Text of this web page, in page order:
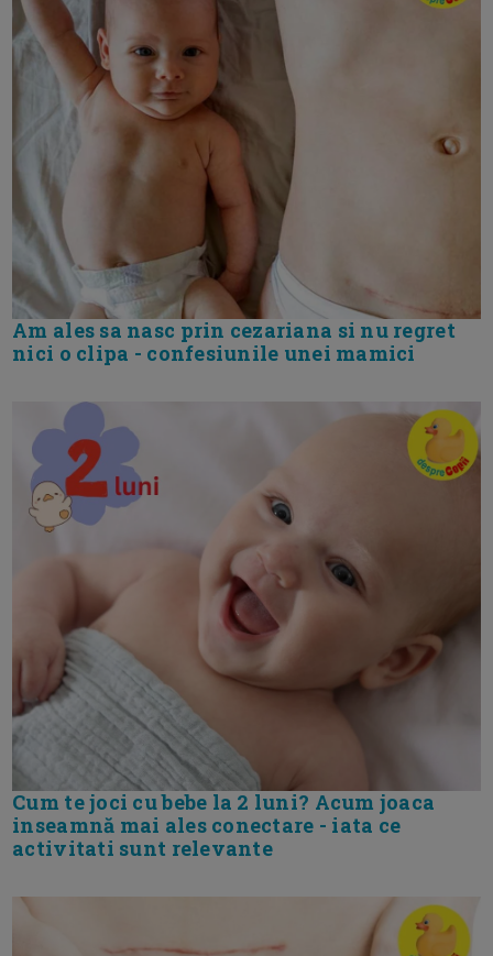
Am ales sa nasc prin cezariana si nu regret
nici o clipa - confesiunile unei mamici
Cum te joci cu bebe la 2 luni? Acum joaca
inseamnă mai ales conectare - iata ce
activitati sunt relevante